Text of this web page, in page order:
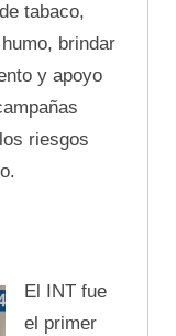
tabaco,
brindar
y apoyo
riesgos
El INT fue
el primer